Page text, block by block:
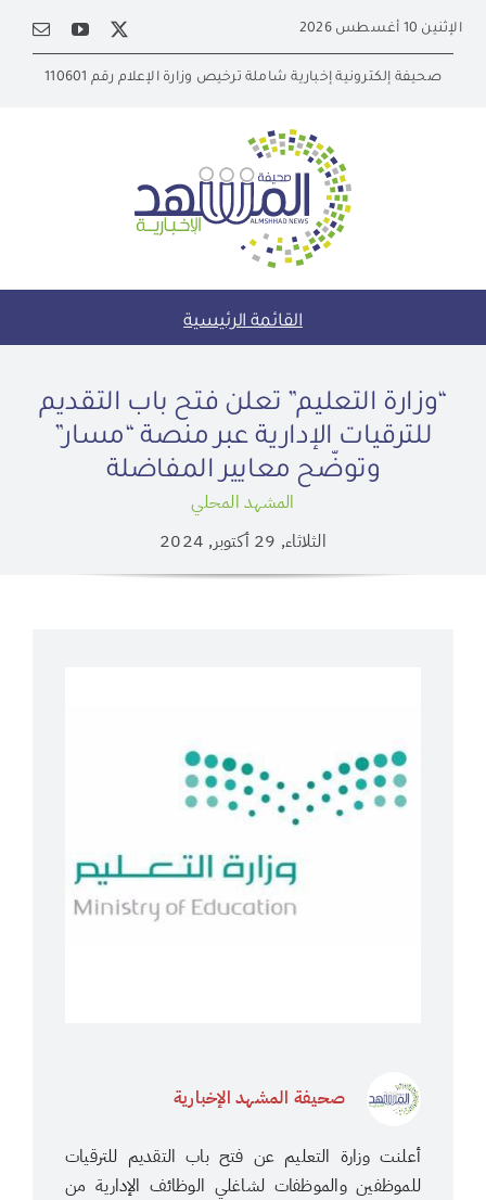
content
الإثنين 10 أغسطس 2026
صحيفة إلكترونية إخبارية شاملة ترخيص وزارة الإعلام رقم 110601
القائمة الرئيسية
“وزارة التعليم” تعلن فتح باب التقديم
للترقيات الإدارية عبر منصة “مسار”
وتوضّح معايير المفاضلة
المشهد المحلي
الثلاثاء, 29 أكتوبر, 2024
صحيفة المشهد الإخبارية
أعلنت وزارة التعليم عن فتح باب التقديم للترقيات
للموظفين والموظفات لشاغلي الوظائف الإدارية من